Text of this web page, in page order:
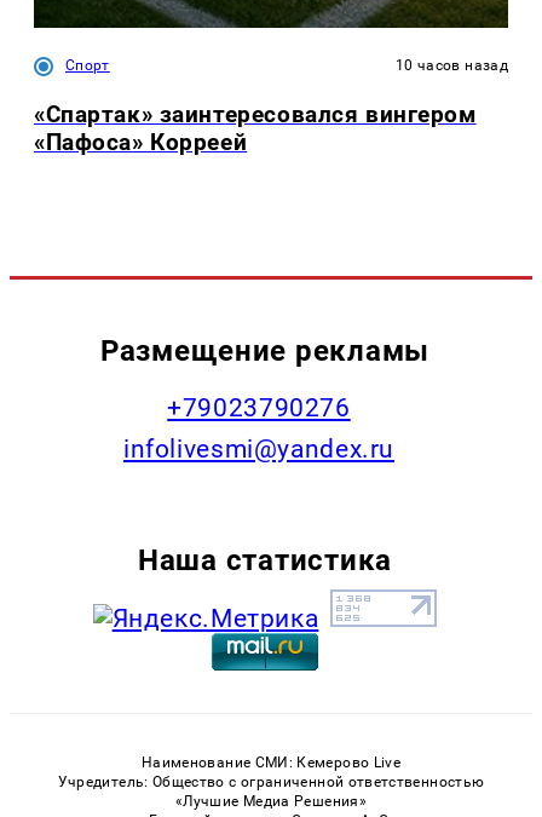
Спорт 10 часов назад
«Спартак» заинтересовался вингером
«Пафоса» Корреей
Размещение рекламы
+79023790276
infolivesmi@yandex.ru
Наша статистика
Наименование СМИ: Кемерово Live
Учредитель: Общество с ограниченной ответственностью
«Лучшие Медиа Решения»